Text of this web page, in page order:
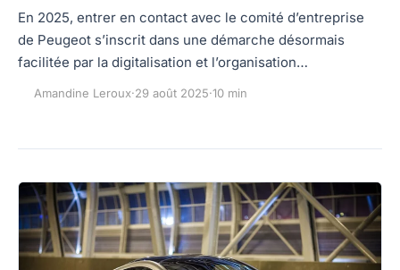
En 2025, entrer en contact avec le comité d’entreprise
de Peugeot s’inscrit dans une démarche désormais
facilitée par la digitalisation et l’organisation…
Amandine Leroux·29 août 2025·10 min